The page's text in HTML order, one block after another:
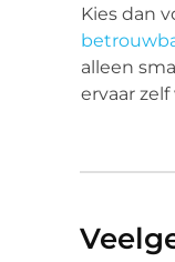
Kies dan
alleen
ervaar